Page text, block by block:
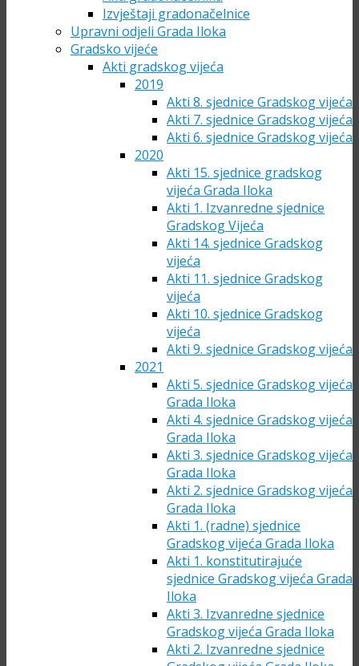
Izvještaji gradonačelnice
Upravni odjeli Grada Iloka
Gradsko vijeće
Akti gradskog vijeća
2019
Akti 8. sjednice Gradskog vijeća
Akti 7. sjednice Gradskog vijeća
Akti 6. sjednice Gradskog vijeća
2020
Akti 15. sjednice gradskog
vijeća Grada Iloka
Akti 1. Izvanredne sjednice
Gradskog Vijeća
Akti 14. sjednice Gradskog
vijeća
Akti 11. sjednice Gradskog
vijeća
Akti 10. sjednice Gradskog
vijeća
Akti 9. sjednice Gradskog vijeća
2021
Akti 5. sjednice Gradskog vijeća
Grada Iloka
Akti 4. sjednice Gradskog vijeća
Grada Iloka
Akti 3. sjednice Gradskog vijeća
Grada Iloka
Akti 2. sjednice Gradskog vijeća
Grada Iloka
Akti 1. (radne) sjednice
Gradskog vijeća Grada Iloka
Akti 1. konstitutirajuće
sjednice Gradskog vijeća Grada
Iloka
Akti 3. Izvanredne sjednice
Gradskog vijeća Grada Iloka
Akti 2. Izvanredne sjednice